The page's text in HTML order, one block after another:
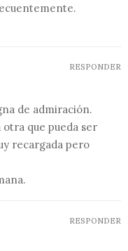
de admiración.
que pueda ser
recargada pero
RESPONDER
RESPONDER